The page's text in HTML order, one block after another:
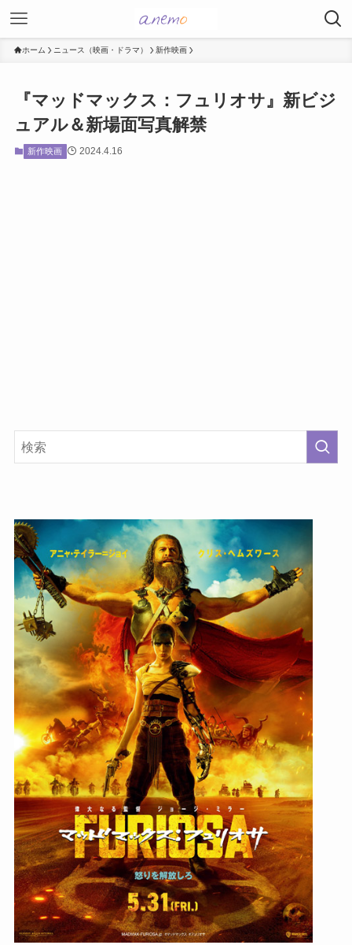
ホーム ニュース（映画・ドラマ） 新作映画
『マッドマックス：フュリオサ』新ビジ
ュアル＆新場面写真解禁
新作映画 2024.4.16